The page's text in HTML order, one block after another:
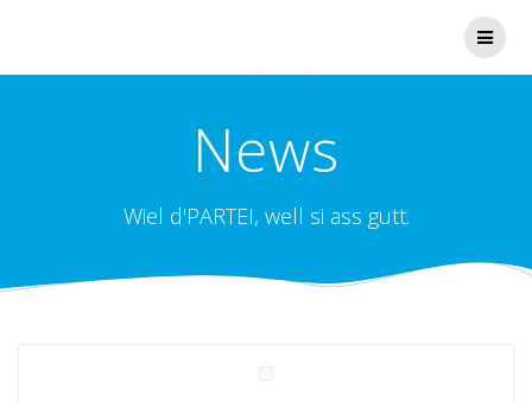
News
Wiel d'PARTEI, well si ass gutt.